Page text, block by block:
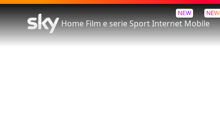
HomeFilm e serieSport
NEW
Internet
NEW
Mobile